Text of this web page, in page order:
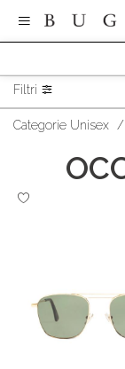
Filtri
Categorie Unisex /